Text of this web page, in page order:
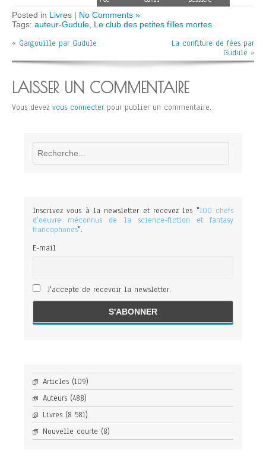
Posted in Livres | No Comments »
Tags: auteur-Gudule, Le club des petites filles mortes
« Gargouille par Gudule
La confiture de fées par
Gudule »
LAISSER UN COMMENTAIRE
Vous devez vous connecter pour publier un commentaire.
Rechercher
Inscrivez vous à la newsletter et recevez les "100 chefs
d'oeuvre méconnus de la science-fiction et fantasy
francophones".
E-mail
J'accepte de recevoir la newsletter.
Articles (109)
Auteurs (488)
Livres (8 581)
Nouvelle courte (8)